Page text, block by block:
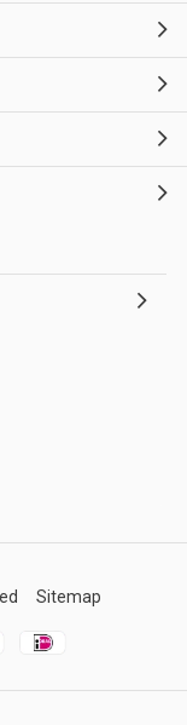
Sitemap